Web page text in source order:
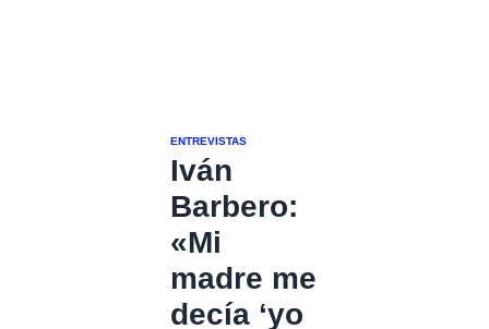
ENTREVISTAS
Iván
Barbero:
«Mi
madre me
decía ‘yo